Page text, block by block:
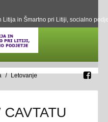
Litija in Šmartno pri Litiji, socialno
Letovanje